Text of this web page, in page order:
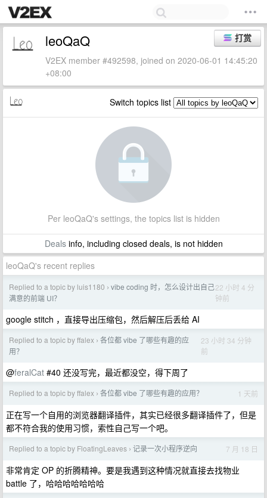
打赏
leoQaQ
V2EX member #492598, joined on 2020-06-01 14:45:20
+08:00
Switch topics list
Per leoQaQ's settings, the topics list is hidden
Dealsinfo, including closed deals, is not hidden
leoQaQ's recent replies
Replied to a topic by luis1180 › vibe coding 时，怎么设计出自己
满意的前端 UI？
22 小时 4 分
钟前
google stitch ，直接导出压缩包，然后解压后丢给 AI
Replied to a topic by ffalex › 各位都 vibe 了哪些有趣的应
用？
23 小时 34 分钟
前
@feralCat #40 还没写完，最近都没空，得下周了
Replied to a topic by ffalex › 各位都 vibe 了哪些有趣的应用？ 1 天前
正在写一个自用的浏览器翻译插件，其实已经很多翻译插件了，但是
都不符合我的使用习惯，索性自己写一个吧。
Replied to a topic by FloatingLeaves › 记录一次小程序逆向 7 月 18 日
非常肯定 OP 的折腾精神。要是我遇到这种情况就直接去找物业
battle 了，哈哈哈哈哈哈哈